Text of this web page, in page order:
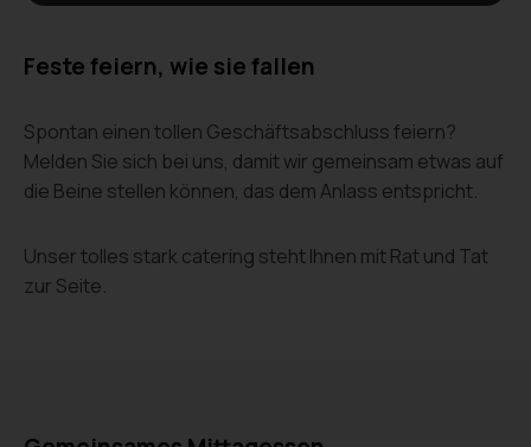
Feste feiern, wie sie fallen
Spontan einen tollen Geschäftsabschluss feiern?
Melden Sie sich bei uns, damit wir gemeinsam etwas auf
die Beine stellen können, das dem Anlass entspricht.
Unser tolles stark catering steht Ihnen mit Rat und Tat
zur Seite.